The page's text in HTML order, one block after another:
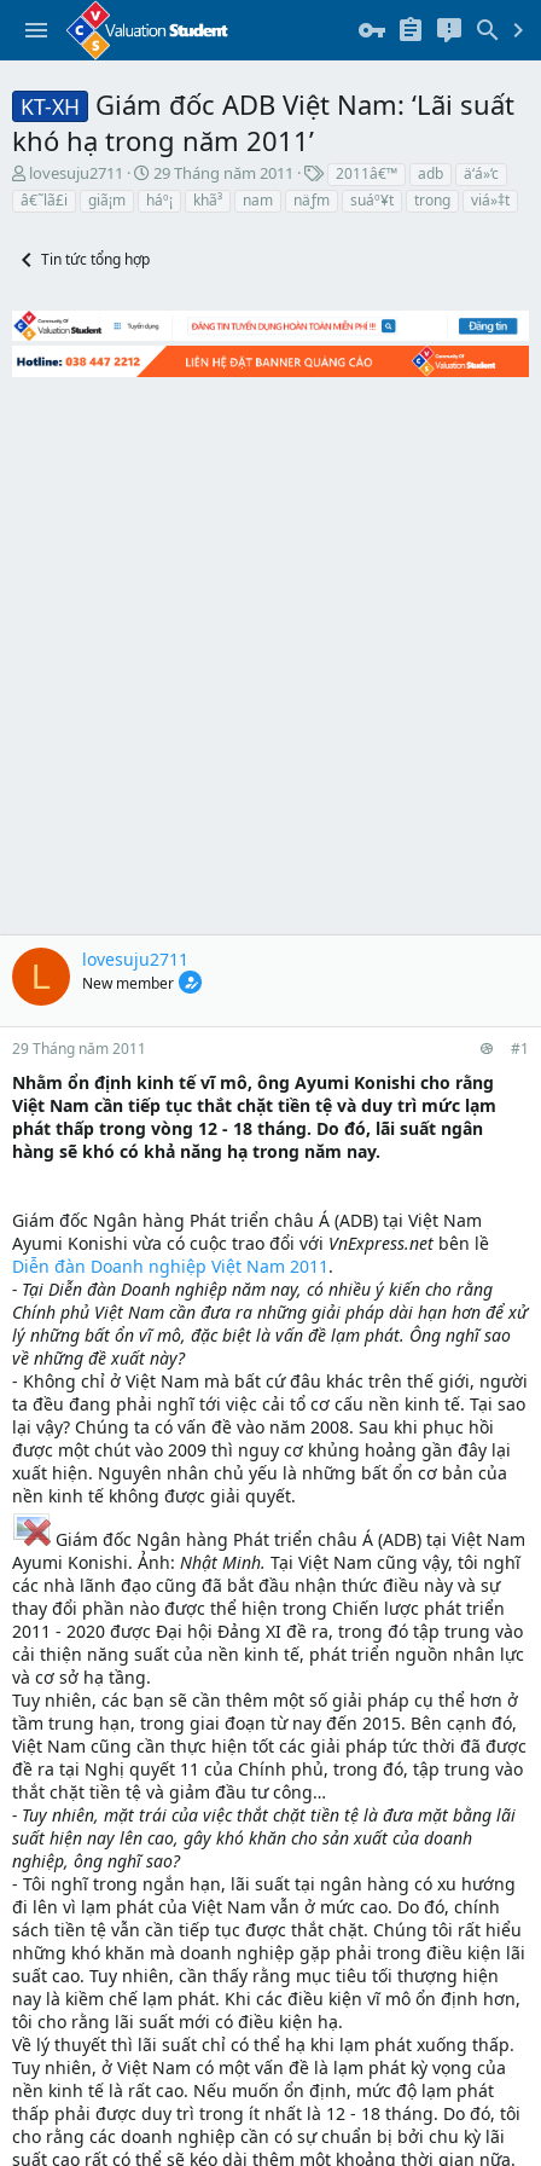
KT-XH
Giám đốc ADB Việt Nam: ‘Lãi suất
khó hạ trong năm 2011’
T
h
a
t
a
r
lovesuju2711
N
g
đ
u
29 Tháng năm 2011
h
2011â€™ adb
ä‘á»‘c
â€˜lã£i
giã¡m háº¡ khã³ nam näƒm suáº¥t trong viá»‡t
Tin tức tổng hợp
L lovesuju2711
New member
29 Tháng năm 2011 #1
Nhằm ổn định kinh tế vĩ mô, ông Ayumi Konishi cho rằng
Việt Nam cần tiếp tục thắt chặt tiền tệ và duy trì mức lạm
phát thấp trong vòng 12 - 18 tháng. Do đó, lãi suất ngân
hàng sẽ khó có khả năng hạ trong năm nay.
Giám đốc Ngân hàng Phát triển châu Á (ADB) tại Việt Nam
Ayumi Konishi vừa có cuộc trao đổi với VnExpress.net bên lề
Diễn đàn Doanh nghiệp Việt Nam 2011 .
- Tại Diễn đàn Doanh nghiệp năm nay, có nhiều ý kiến cho rằng
Chính phủ Việt Nam cần đưa ra những giải pháp dài hạn hơn để xử
lý những bất ổn vĩ mô, đặc biệt là vấn đề lạm phát. Ông nghĩ sao
về những đề xuất này?
- Không chỉ ở Việt Nam mà bất cứ đâu khác trên thế giới, người
ta đều đang phải nghĩ tới việc cải tổ cơ cấu nền kinh tế. Tại sao
lại vậy? Chúng ta có vấn đề vào năm 2008. Sau khi phục hồi
được một chút vào 2009 thì nguy cơ khủng hoảng gần đây lại
xuất hiện. Nguyên nhân chủ yếu là những bất ổn cơ bản của
nền kinh tế không được giải quyết.
Giám đốc Ngân hàng Phát triển châu Á (ADB) tại Việt Nam
Ayumi Konishi. Ảnh: Nhật Minh. Tại Việt Nam cũng vậy, tôi nghĩ
các nhà lãnh đạo cũng đã bắt đầu nhận thức điều này và sự
thay đổi phần nào được thể hiện trong Chiến lược phát triển
2011 - 2020 được Đại hội Đảng XI đề ra, trong đó tập trung vào
cải thiện năng suất của nền kinh tế, phát triển nguồn nhân lực
và cơ sở hạ tầng.
Tuy nhiên, các bạn sẽ cần thêm một số giải pháp cụ thể hơn ở
tầm trung hạn, trong giai đoạn từ nay đến 2015. Bên cạnh đó,
Việt Nam cũng cần thực hiện tốt các giải pháp tức thời đã được
đề ra tại Nghị quyết 11 của Chính phủ, trong đó, tập trung vào
thắt chặt tiền tệ và giảm đầu tư công…
- Tuy nhiên, mặt trái của việc thắt chặt tiền tệ là đưa mặt bằng lãi
suất hiện nay lên cao, gây khó khăn cho sản xuất của doanh
nghiệp, ông nghĩ sao?
- Tôi nghĩ trong ngắn hạn, lãi suất tại ngân hàng có xu hướng
đi lên vì lạm phát của Việt Nam vẫn ở mức cao. Do đó, chính
sách tiền tệ vẫn cần tiếp tục được thắt chặt. Chúng tôi rất hiểu
những khó khăn mà doanh nghiệp gặp phải trong điều kiện lãi
suất cao. Tuy nhiên, cần thấy rằng mục tiêu tối thượng hiện
nay là kiềm chế lạm phát. Khi các điều kiện vĩ mô ổn định hơn,
tôi cho rằng lãi suất mới có điều kiện hạ.
Về lý thuyết thì lãi suất chỉ có thể hạ khi lạm phát xuống thấp.
Tuy nhiên, ở Việt Nam có một vấn đề là lạm phát kỳ vọng của
nền kinh tế là rất cao. Nếu muốn ổn định, mức độ lạm phát
thấp phải được duy trì trong ít nhất là 12 - 18 tháng. Do đó, tôi
cho rằng các doanh nghiệp cần có sự chuẩn bị bởi chu kỳ lãi
suất cao rất có thể sẽ kéo dài thêm một khoảng thời gian nữa.